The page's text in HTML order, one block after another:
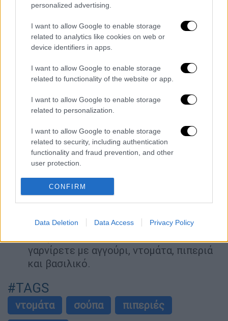
personalized advertising.
I want to allow Google to enable storage
related to analytics like cookies on web or
device identifiers in apps.
I want to allow Google to enable storage
related to functionality of the website or app.
I want to allow Google to enable storage
related to personalization.
I want to allow Google to enable storage
related to security, including authentication
functionality and fraud prevention, and other
user protection.
CONFIRM
Data Deletion Data Access Privacy Policy
Περιχύνετε τα αβοκάντο με το χυμό του
λεμονιού.
Αναμειγνύετε το αγγούρι με το
αβοκάντο, το κρεμμύδι, την πιπεριά και
το σκόρδο σε ένα βαθύ μπολ.
Προσθέτετε ανακατεύοντας συνεχώς 4
φλιτζάνια του τσαγιού κρύο νερό, το
ξίδι και λίγο αλάτι. Πολτοποιείτε το
μείγμα στο μπλέντερ.
Χτυπάτε το λάδι μαζί με τον
ντοματοχυμό και το ταμπάσκο μέχρι να
ανακατευθούν τα υλικά και να
ομογενοποιηθούν. Ανακατεύετε τα δύο
μείγματα μέσα στο μπολ και το
σκεπάζετε με διάφανη μεμβράνη.
γίνει πολύ δροσερή. Την ανακατεύετε
γαρνίρετε με αγγούρι, ντομάτα, πιπεριά
και βασιλικό.
#TAGS
ντομάτα σούπα
πιπεριές